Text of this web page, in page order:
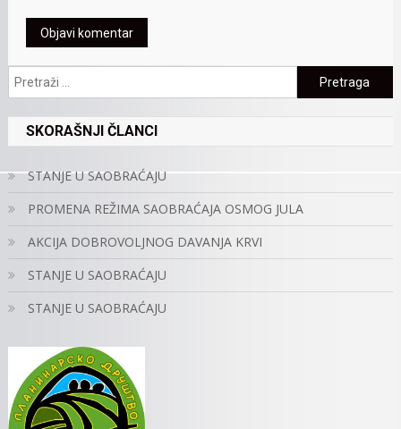
Pretraga:
SKORAŠNJI ČLANCI
STANJE U SAOBRAĆAJU
PROMENA REŽIMA SAOBRAĆAJA OSMOG JULA
AKCIJA DOBROVOLJNOG DAVANJA KRVI
STANJE U SAOBRAĆAJU
STANJE U SAOBRAĆAJU